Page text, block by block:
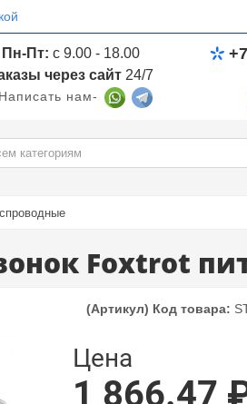
Пн-Пт: с 9.00 - 18.00
через сайт 24/7
Написать нам-
Foxtrot
(Артикул) Код товара:
Цена
1 866.47